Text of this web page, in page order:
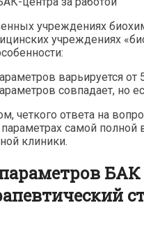
учреждениях
учреждениях
варьируется от
совпадает, но
четкого ответа на
параметрах самой
клиники.